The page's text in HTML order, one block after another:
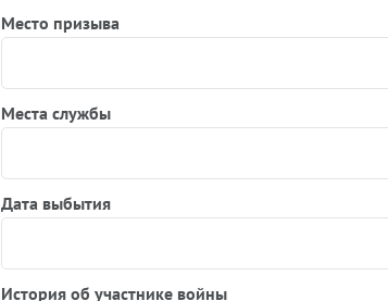
Место призыва
Места службы
Дата выбытия
История об участнике войны